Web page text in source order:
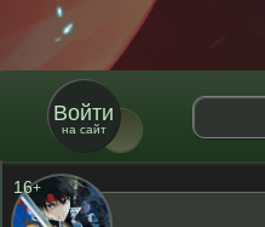
Войти
на сайт
16+